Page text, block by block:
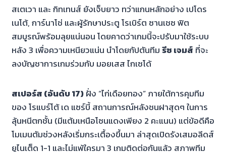
สเตเวา และ กิทเทนส์ ยังเจ็บยาว ทว่าแกนหลักอย่าง เปโดร
เนโต้, การ์นาโช่ และผู้รักษาประตู โรเบิร์ต ซานเชซ ฟิต
สมบูรณ์พร้อมลุยแน่นอน โดยคาดว่าเกมนี้จะปรับมาใช้ระบบ
หลัง 3 เพื่อความเหนียวแน่น นำโดยกัปตันทีมรีซ เจมส์ ที่จะ
ลงบัญชาการเกมร่วมกับ มอยเสส ไกเซโด้
สเปอร์ส (อันดับ 17)ฝั่ง “ไก่เดือยทอง” ภายใต้การคุมทีม
ของ โรแบร์โต้ เด แซร์บี้ สถานการณ์หลังชนฝาสุดๆ ในการ
ลุ้นหนีตกชั้น (มีแต้มเหนือโซนแดงเพียง 2 คะแนน) แต่ข้อดีคือ
โมเมนตัมช่วงหลังเริ่มกระเตื้องขึ้นมา ล่าสุดเปิดรังเสมอลีดส์
ยูไนเต็ด 1-1 และไม่แพ้ใครมา 3 เกมติดต่อกันแล้ว สภาพทีม